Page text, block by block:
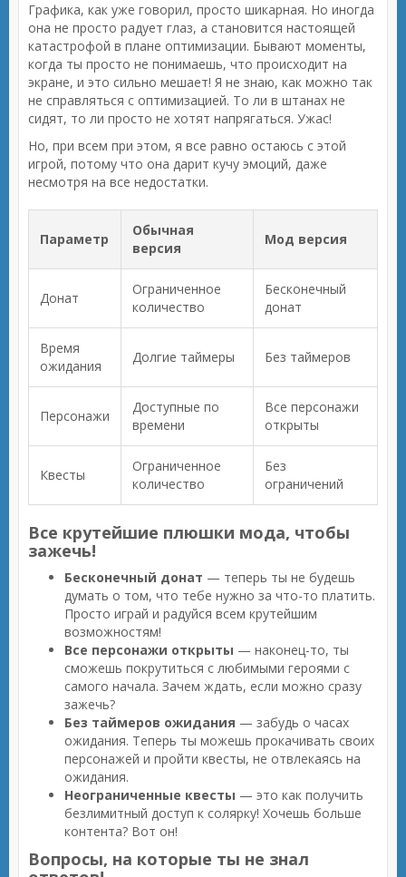
Графика, как уже говорил, просто шикарная. Но иногда
она не просто радует глаз, а становится настоящей
катастрофой в плане оптимизации. Бывают моменты,
когда ты просто не понимаешь, что происходит на
экране, и это сильно мешает! Я не знаю, как можно так
не справляться с оптимизацией. То ли в штанах не
сидят, то ли просто не хотят напрягаться. Ужас!
Но, при всем при этом, я все равно остаюсь с этой
игрой, потому что она дарит кучу эмоций, даже
несмотря на все недостатки.
Параметр
Обычная
версия
Мод версия
Донат
Ограниченное
количество
Бесконечный
донат
Время
ожидания
Долгие таймеры Без таймеров
Персонажи
Доступные по
времени
Все персонажи
открыты
Квесты
Ограниченное
количество
Без
ограничений
Все крутейшие плюшки мода, чтобы
зажечь!
Бесконечный донат — теперь ты не будешь
думать о том, что тебе нужно за что-то платить.
Просто играй и радуйся всем крутейшим
возможностям!
Все персонажи открыты — наконец-то, ты
сможешь покрутиться с любимыми героями с
самого начала. Зачем ждать, если можно сразу
зажечь?
Без таймеров ожидания — забудь о часах
ожидания. Теперь ты можешь прокачивать своих
персонажей и пройти квесты, не отвлекаясь на
ожидания.
Неограниченные квесты — это как получить
безлимитный доступ к солярку! Хочешь больше
контента? Вот он!
Вопросы, на которые ты не знал